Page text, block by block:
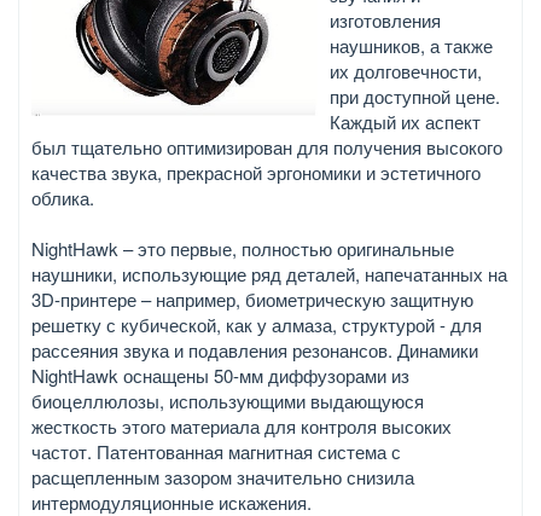
изготовления
наушников, а также
их долговечности,
при доступной цене.
Каждый их аспект
был тщательно оптимизирован для получения высокого
качества звука, прекрасной эргономики и эстетичного
облика.
NightHawk – это первые, полностью оригинальные
наушники, использующие ряд деталей, напечатанных на
3D-принтере – например, биометрическую защитную
решетку с кубической, как у алмаза, структурой - для
рассеяния звука и подавления резонансов. Динамики
NightHawk оснащены 50-мм диффузорами из
биоцеллюлозы, использующими выдающуюся
жесткость этого материала для контроля высоких
частот. Патентованная магнитная система с
расщепленным зазором значительно снизила
интермодуляционные искажения.